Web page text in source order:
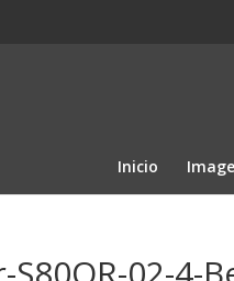
Inicio